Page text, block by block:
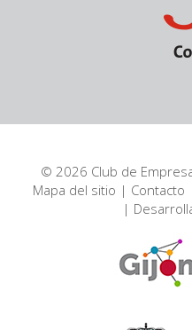
© 2026 Club de
Mapa del sitio | Contacto
|